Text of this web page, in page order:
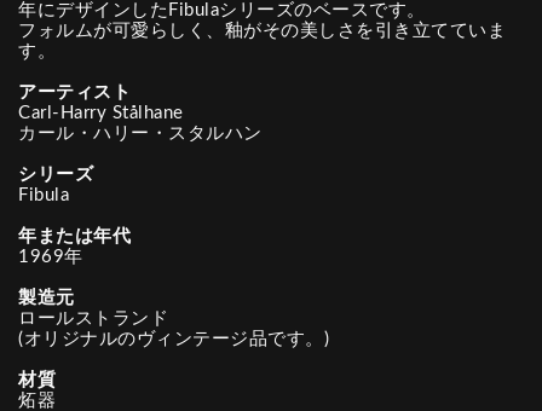
年にデザインしたFibulaシリーズのベースです。
フォルムが可愛らしく、釉がその美しさを引き立てていま
す。
アーティスト
Carl-Harry Stålhane
カール・ハリー・スタルハン
シリーズ
Fibula
年または年代
1969年
製造元
ロールストランド
(オリジナルのヴィンテージ品です。)
材質
炻器